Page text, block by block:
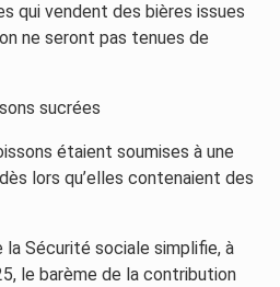
qui vendent des bières issues
ne seront pas tenues de
sucrées
étaient soumises à une
lors qu’elles contenaient des
la Sécurité sociale simplifie, à
le barème de la contribution